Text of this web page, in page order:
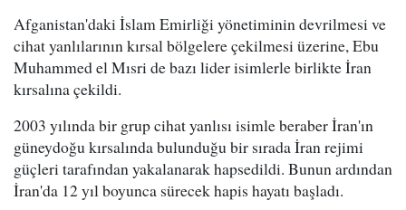
Afganistan'daki İslam Emirliği yönetiminin devrilmesi ve
cihat yanlılarının kırsal bölgelere çekilmesi üzerine, Ebu
Muhammed el Mısri de bazı lider isimlerle birlikte İran
kırsalına çekildi.
2003 yılında bir grup cihat yanlısı isimle beraber İran'ın
güneydoğu kırsalında bulunduğu bir sırada İran rejimi
güçleri tarafından yakalanarak hapsedildi. Bunun ardından
İran'da 12 yıl boyunca sürecek hapis hayatı başladı.